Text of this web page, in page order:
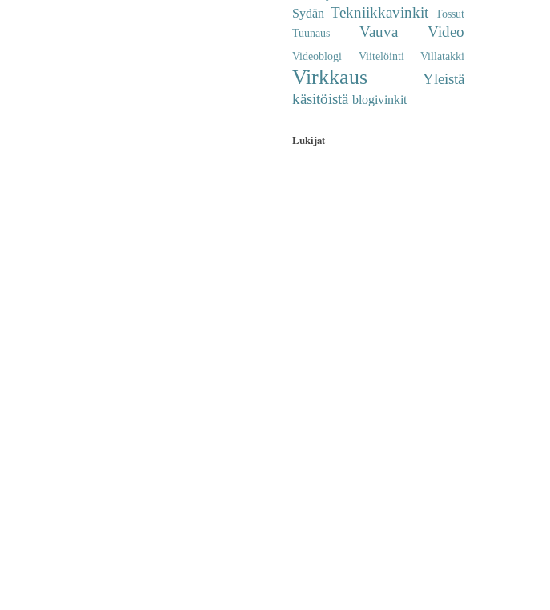
Sydän Tekniikkavinkit Tossut
Tuunaus Vauva Video
Videoblogi Viitelöinti Villatakki
Virkkaus
Yleistä
käsitöistä blogivinkit
Lukijat